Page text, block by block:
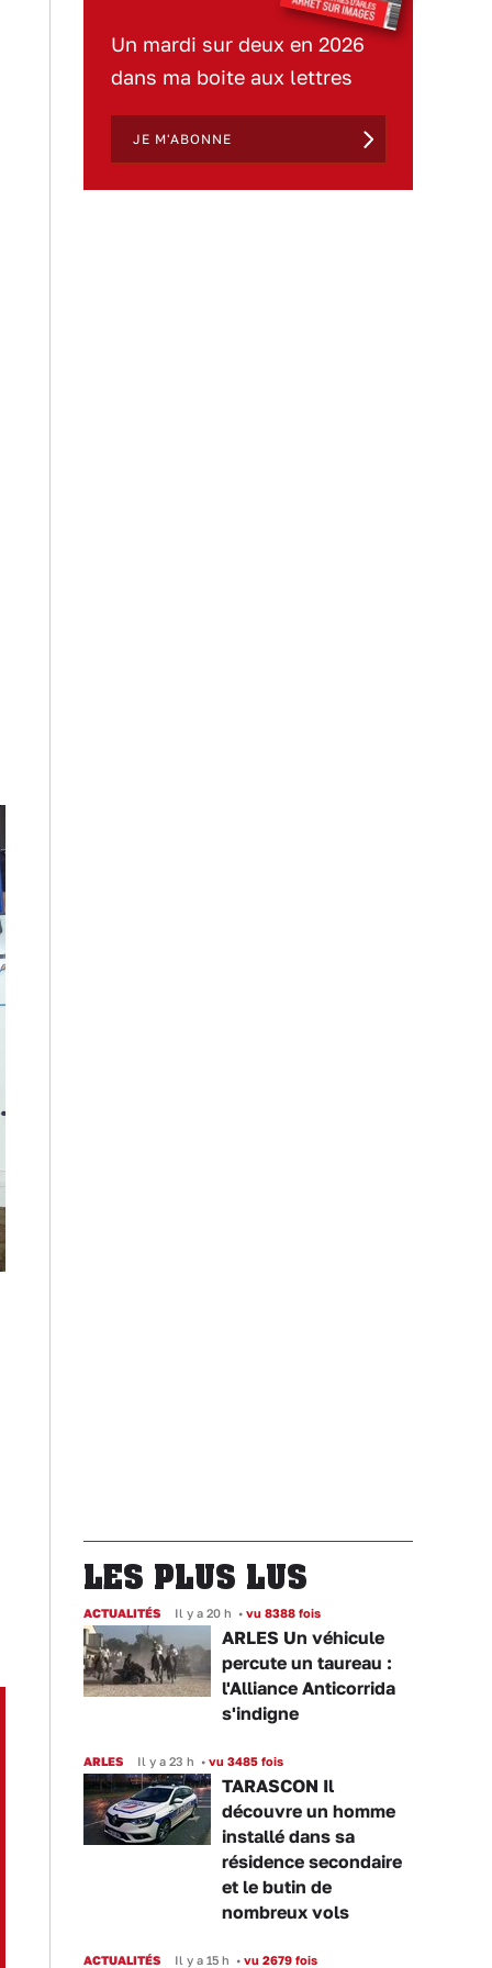
Un mardi sur deux en 2026
dans ma boite aux lettres
JE M'ABONNE
LES PLUS LUS
ACTUALITÉS Il y a 20 h • vu 8388 fois
ARLES Un véhicule
percute un taureau :
l'Alliance Anticorrida
s'indigne
ARLES Il y a 23 h • vu 3485 fois
TARASCON Il
découvre un homme
installé dans sa
résidence secondaire
et le butin de
nombreux vols
ACTUALITÉS Il y a 15 h • vu 2679 fois